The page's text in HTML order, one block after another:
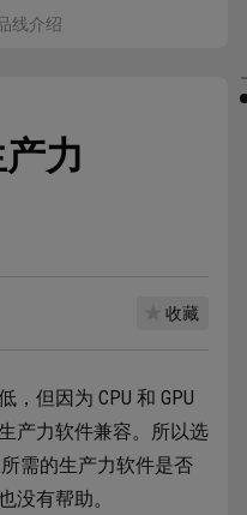
线介绍
力
收藏
但因为 CPU 和 GPU
产力软件兼容。所以选
需的生产力软件是否
没有帮助。